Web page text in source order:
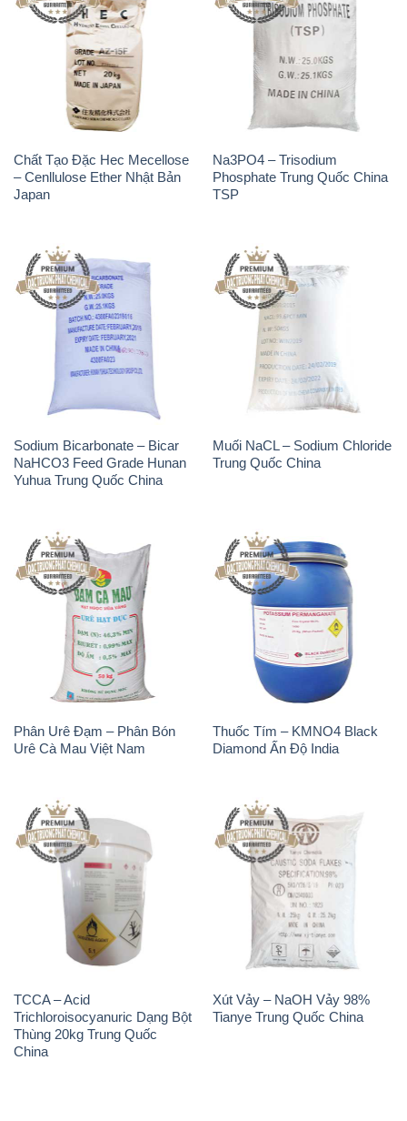
Chất Tạo Đặc Hec Mecellose
– Cenllulose Ether Nhật Bản
Japan
Na3PO4 – Trisodium
Phosphate Trung Quốc China
TSP
Sodium Bicarbonate – Bicar
NaHCO3 Feed Grade Hunan
Yuhua Trung Quốc China
Muối NaCL – Sodium Chloride
Trung Quốc China
Phân Urê Đạm – Phân Bón
Urê Cà Mau Việt Nam
Thuốc Tím – KMNO4 Black
Diamond Ấn Độ India
TCCA – Acid
Trichloroisocyanuric Dạng Bột
Thùng 20kg Trung Quốc
China
Xút Vảy – NaOH Vảy 98%
Tianye Trung Quốc China